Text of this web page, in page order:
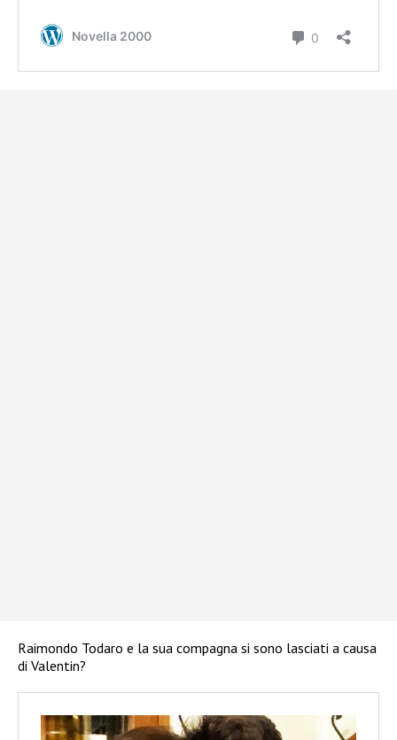
Raimondo Todaro e la sua compagna si sono lasciati a causa
di Valentin?